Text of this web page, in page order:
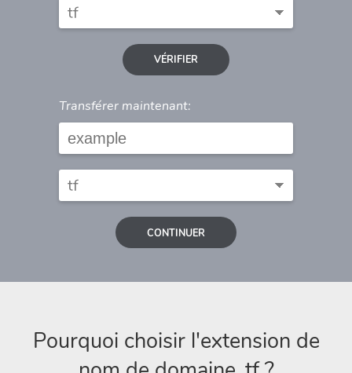
VÉRIFIER
Transférer maintenant:
CONTINUER
Pourquoi choisir l'extension de